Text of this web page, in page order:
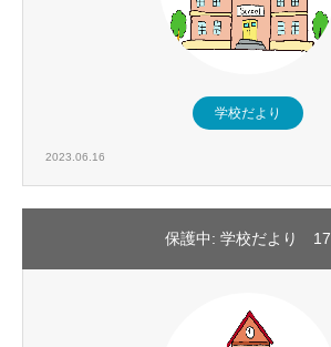
学校だより
2023.06.16
保護中: 学校だより 17